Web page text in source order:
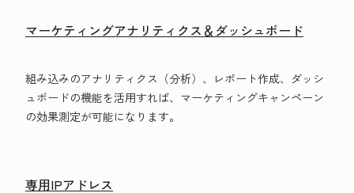
マーケティングアナリティクス＆ダッシュボード
組み込みのアナリティクス（分析）、レポート作成、ダッシ
ュボードの機能を活用すれば、マーケティングキャンペーン
の効果測定が可能になります。
専用IPアドレス